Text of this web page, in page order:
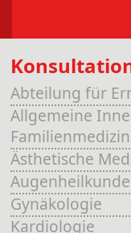
Abteilung für
Allgemeine
Familienmedizin
Ästhetische
Augenheilkunde
Gynäkologie
Kardiologie